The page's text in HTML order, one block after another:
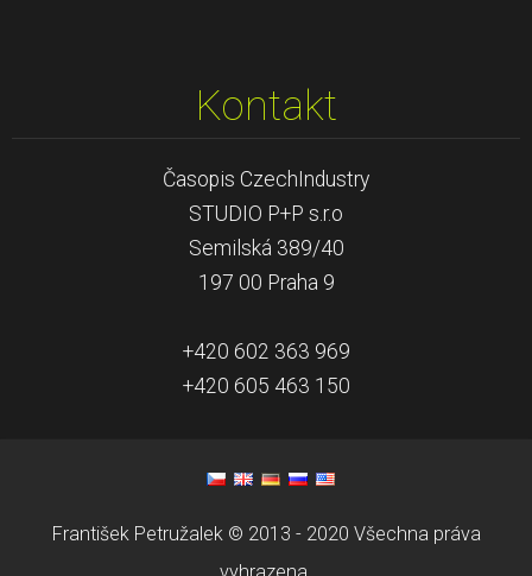
Kontakt
Časopis CzechIndustry
STUDIO P+P s.r.o
Semilská 389/40
197 00 Praha 9
+420 602 363 969
+420 605 463 150
František Petružalek © 2013 - 2020 Všechna práva